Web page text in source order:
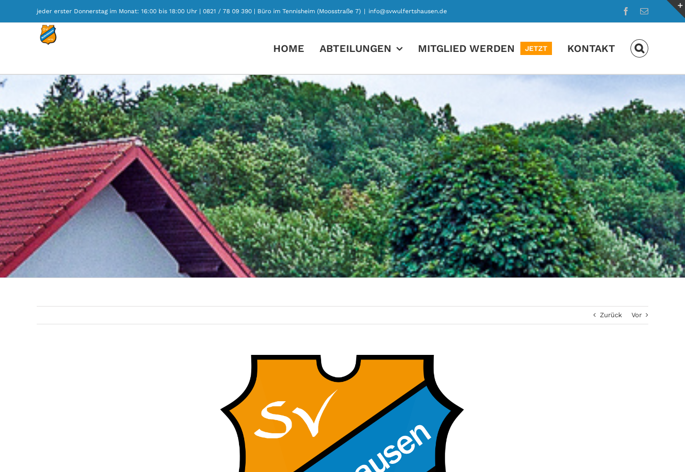
springen
jeder erster Donnerstag im Monat: 16:00 bis 18:00 Uhr | 0821 / 78 09 390 | Büro im Tennisheim (Moosstraße 7) | info@svwulfertshausen.de Facebook
E-
HOME ABTEILUNGEN MITGLIED WERDEN JETZT KONTAKT
Zurück Vor